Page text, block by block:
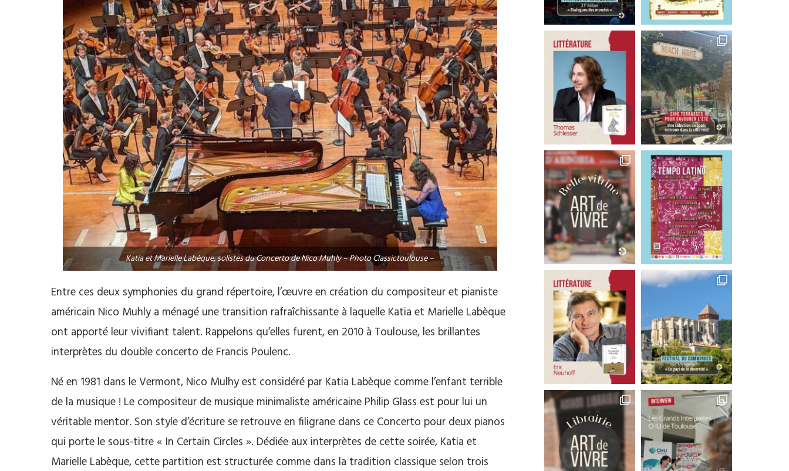
Katia et Marielle Labèque, solistes du Concerto de Nico Muhly – Photo Classictoulouse –
Entre ces deux symphonies du grand répertoire, l’œuvre en création du compositeur et pianiste
américain Nico Muhly a ménagé une transition rafraîchissante à laquelle Katia et Marielle Labèque
ont apporté leur vivifiant talent. Rappelons qu’elles furent, en 2010 à Toulouse, les brillantes
interprètes du double concerto de Francis Poulenc.
Né en 1981 dans le Vermont, Nico Mulhy est considéré par Katia Labèque comme l’enfant terrible
de la musique ! Le compositeur de musique minimaliste américaine Philip Glass est pour lui un
véritable mentor. Son style d’écriture se retrouve en filigrane dans ce Concerto pour deux pianos
qui porte le sous-titre « In Certain Circles ». Dédiée aux interprètes de cette soirée, Katia et
Marielle Labèque, cette partition est structurée comme dans la tradition classique selon trois